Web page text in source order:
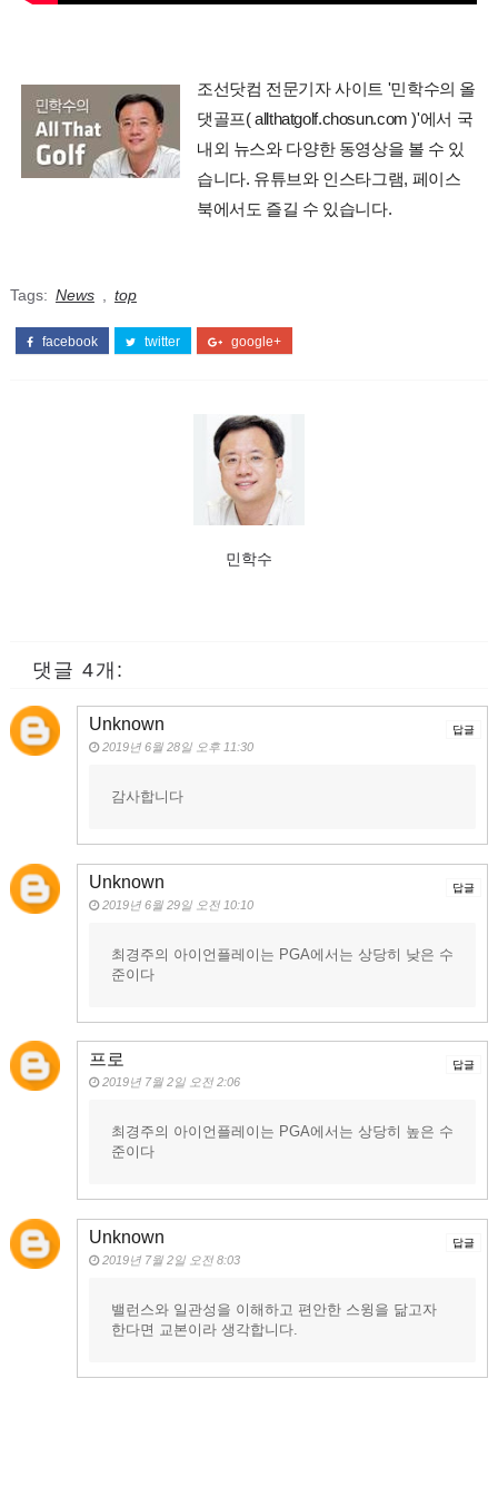
조선닷컴 전문기자 사이트 '민학수의 올
댓골프( allthatgolf.chosun.com )'에서 국
내외 뉴스와 다양한 동영상을 볼 수 있
습니다. 유튜브와 인스타그램, 페이스
북에서도 즐길 수 있습니다.
Tags: News top
facebook twitter google+
민학수
댓글 4개:
Unknown
2019년 6월 28일 오후 11:30
감사합니다
답글
Unknown
2019년 6월 29일 오전 10:10
최경주의 아이언플레이는 PGA에서는 상당히 낮은 수
준이다
답글
프로
2019년 7월 2일 오전 2:06
최경주의 아이언플레이는 PGA에서는 상당히 높은 수
준이다
답글
Unknown
2019년 7월 2일 오전 8:03
밸런스와 일관성을 이해하고 편안한 스윙을 닮고자
한다면 교본이라 생각합니다.
답글